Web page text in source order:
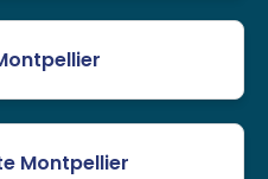
Montpellier